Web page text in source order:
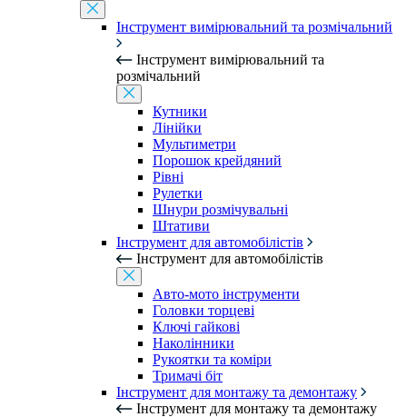
Інструмент вимірювальний та розмічальний
Інструмент вимірювальний та
розмічальний
Кутники
Лінійки
Мультиметри
Порошок крейдяний
Рівні
Рулетки
Шнури розмічувальні
Штативи
Інструмент для автомобілістів
Інструмент для автомобілістів
Авто-мото інструменти
Головки торцеві
Ключі гайкові
Наколінники
Рукоятки та коміри
Тримачі біт
Інструмент для монтажу та демонтажу
Інструмент для монтажу та демонтажу